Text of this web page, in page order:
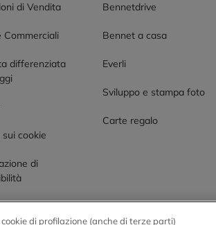
di Vendita
Commerciali
differenziata
sui cookie
di
Bennetdrive
Bennet a casa
Everli
Sviluppo e stampa foto
Carte regalo
di profilazione (anche di terze parti)